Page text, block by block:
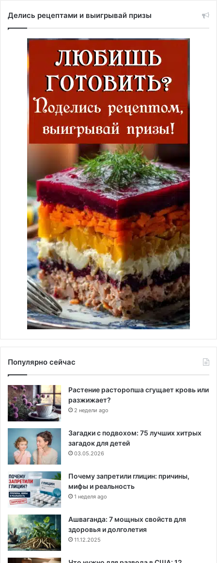
Делись рецептами и выигрывай призы
Популярно сейчас
Растение расторопша сгущает кровь или
разжижает?
2 недели ago
Загадки с подвохом: 75 лучших хитрых
загадок для детей
03.05.2026
Почему запретили глицин: причины,
мифы и реальность
1 неделя ago
Ашваганда: 7 мощных свойств для
здоровья и долголетия
11.12.2025